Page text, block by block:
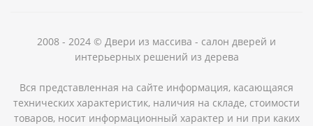
2008 - 2024 © Двери из массива - салон дверей и
интерьерных решений из дерева
Вся представленная на сайте информация, касающаяся
технических характеристик, наличия на складе, стоимости
товаров, носит информационный характер и ни при каких